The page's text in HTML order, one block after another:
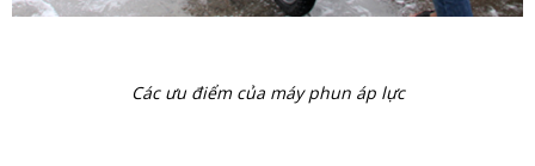
Các ưu điểm của máy phun áp lực